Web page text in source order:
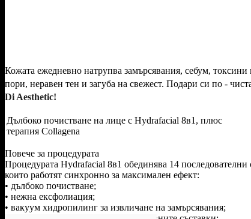
Кожата ежедневно натрупва замърсявания, себум,
пори, неравен тен и загуба на свежест. Подари си по -
Di Aesthetic!
Дълбоко почистване на лице с Hydrafacial 8в1, плюс
терапия Collagena
Повече за процедурата
Процедурата Hydrafacial 8в1 обединява 14
които работят синхронно за максимален ефект:
• дълбоко почистване;
• нежна ексфолиация;
• вакуум хидропилинг за извличане на замърсявания;